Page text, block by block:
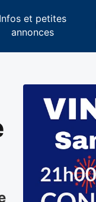
Infos et petites
annonces